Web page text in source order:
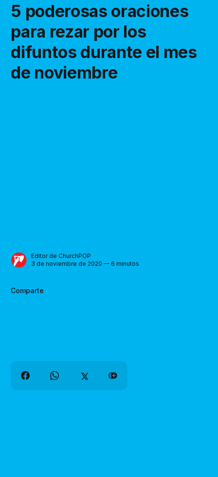
5 poderosas oraciones
para rezar por los
difuntos durante el mes
de noviembre
Editor de ChurchPOP
3 de noviembre de 2020 — 6 minutos
Comparte